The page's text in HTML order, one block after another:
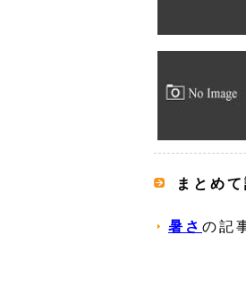
まとめ
暑さ の記